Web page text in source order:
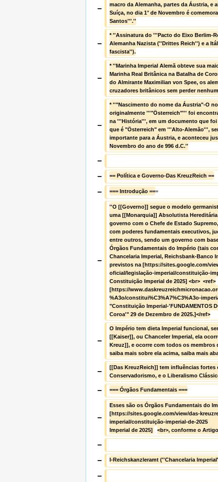
−
macro da Alemanha, partes da Áustria, e
Suíça, no dia 1° de Novembro é
Santos'''.''
−
* ''Assinatura do '''Pacto do Eixo Berlim-
Alemanha Nazista (''Drittes Reich'') e a
fascista'').
−
* ''Marinha Imperial Alemã obteve sua
Marinha Real Britânica na Batalha de
do Almirante Maximilian von Spee, os
cruzadores britânicos sem perder
−
* ''"Nascimento do nome da Áustria"-O
originalmente '''"Österreich"''' foi
na '''História''', em um documento que
que é "Österreich" em '''Alto-Alemão''',
importante para a Áustria, e aconteceu
Novembro do ano de 996 d.C.''
−
−
== Política e Governo-Das KreuzReich ==
− === Introdução ===
−
''O [[Governo]] segue o modelo
uma [[Monarquia]] Absolutista
governo com o Chefe de Estado
com poderes fundamentais executivos,
entre outros, sendo um governo com
Órgãos Fundamentais do Império (tais
Chancelaria Imperial, Reichsbank-Banco
previstos na [https://sites.google.com/
oficial/legislação-imperial/constituição-
Constituição Imperial de 2025] <br>  <ref>
[https://
%A3o/constitui%C3%A7%C3%A3o-
"Constituição Imperial-'FUNDAMENTOS
Coroa'" 29 de Dezembro de 2025.]</ref>
−
O Império tem dieta Imperial funcional,
[[Kaiser]], ou Chanceler Imperial, ela
Kreuz]], e ocorre com todos os membros
saiba mais sobre ela acima, saiba mais
−
[[Das KreuzReich]] tem influências fortes
Conservadorismo, e o Liberalismo
− === Órgãos Fundamentais ===
−
Esses são os Órgãos Fundamentais do
[https://sites.google.com/view/das-
imperial/constituição-imperial-de-2025
Imperial de 2025]
<br>, conforme o
−
−
I-Reichskanzleramt (''Chancelaria
−